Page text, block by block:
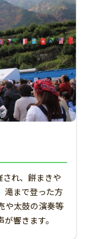
れ、餅まきや
滝まで登った方
や太鼓の演奏等
響きます。